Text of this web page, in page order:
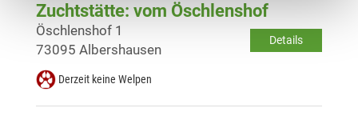
Zuchtstätte: vom Öschlenshof
Details
Öschlenshof 1
73095 Albershausen
Derzeit keine Welpen